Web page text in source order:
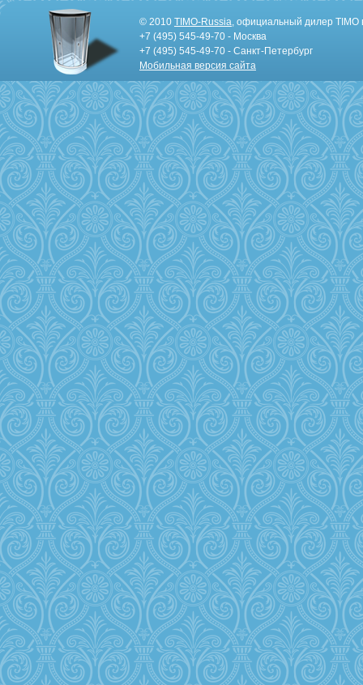
© 2010 TIMO-Russia, официальный дилер TIMO
+7 (495) 545-49-70 - Москва
+7 (495) 545-49-70 - Санкт-Петербург
Мобильная версия сайта